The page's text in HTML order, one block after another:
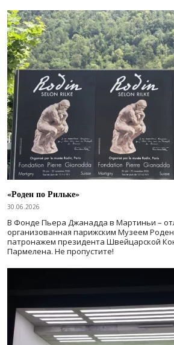
«Роден по Рильке»
30.06.2026
В Фонде Пьера Джанадда в Мартиньи –
организованная парижским Музеем
патронажем президента Швейцарской
Пармелена. Не пропустите!